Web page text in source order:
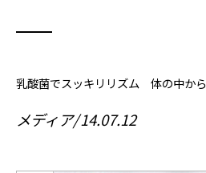
乳酸菌でスッキリリズム 体の中か
メディア 14.07.12